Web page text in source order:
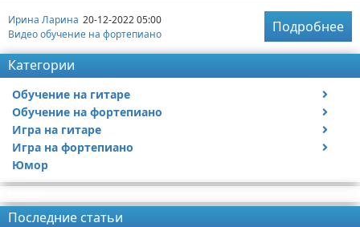
Ирина Ларина 20-12-2022 05:00
Видео обучение на фортепиано
Подробнее
Категории
Обучение на гитаре
Видео обучение на гитаре
Обучение на фортепиано
Видео обучение на фортепиано
Игра на гитаре
Видео с игрой на гитаре
Статьи про гитары
Игра на фортепиано
Видео с игрой на фортепиано
Юмор
Последние статьи